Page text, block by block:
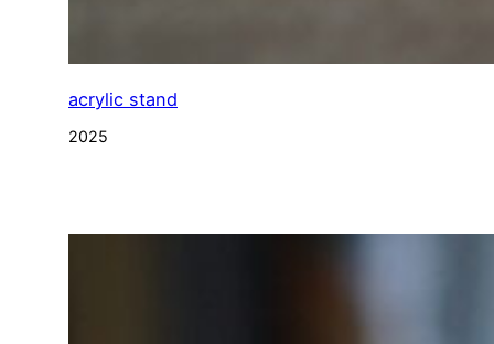
acrylic stand
2025